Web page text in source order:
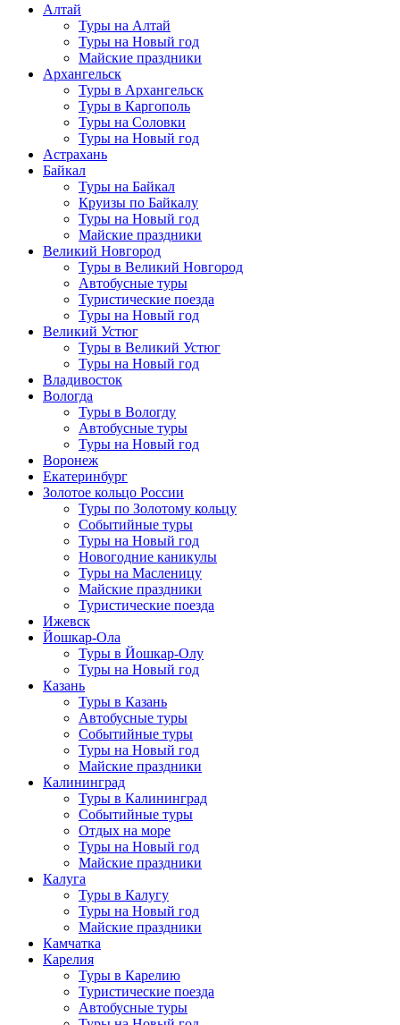
Алтай
Туры на Алтай
Туры на Новый год
Майские праздники
Архангельск
Туры в Архангельск
Туры в Каргополь
Туры на Соловки
Туры на Новый год
Астрахань
Байкал
Туры на Байкал
Круизы по Байкалу
Туры на Новый год
Майские праздники
Великий Новгород
Туры в Великий Новгород
Автобусные туры
Туристические поезда
Туры на Новый год
Великий Устюг
Туры в Великий Устюг
Туры на Новый год
Владивосток
Вологда
Туры в Вологду
Автобусные туры
Туры на Новый год
Воронеж
Екатеринбург
Золотое кольцо России
Туры по Золотому кольцу
Событийные туры
Туры на Новый год
Новогодние каникулы
Туры на Масленицу
Майские праздники
Туристические поезда
Ижевск
Йошкар-Ола
Туры в Йошкар-Олу
Туры на Новый год
Казань
Туры в Казань
Автобусные туры
Событийные туры
Туры на Новый год
Майские праздники
Калининград
Туры в Калининград
Событийные туры
Отдых на море
Туры на Новый год
Майские праздники
Калуга
Туры в Калугу
Туры на Новый год
Майские праздники
Камчатка
Карелия
Туры в Карелию
Туристические поезда
Автобусные туры